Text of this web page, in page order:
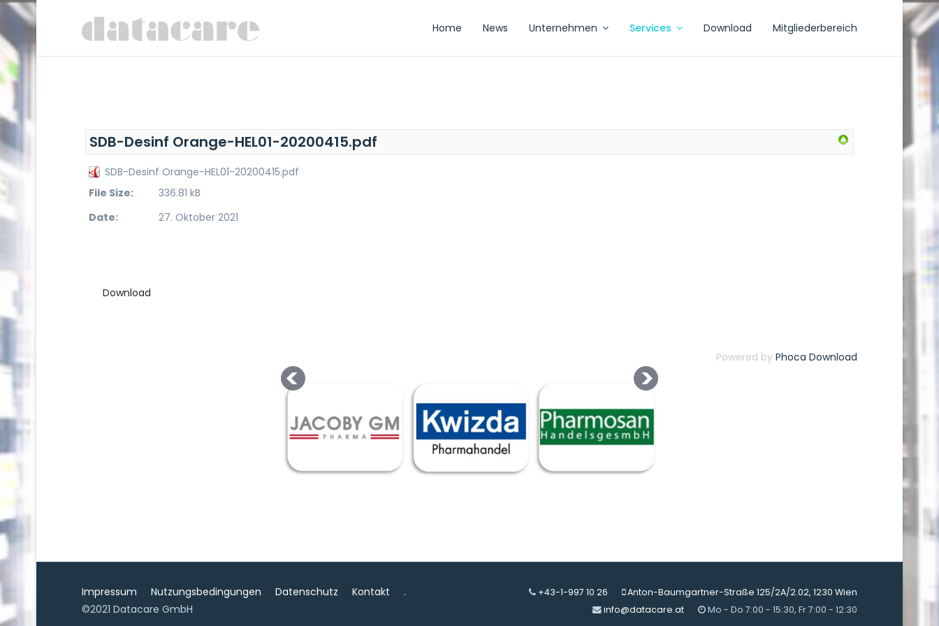
Home News Unternehmen Services Download Mitgliederbereich
SDB-Desinf Orange-HEL01-20200415.pdf
SDB-Desinf Orange-HEL01-20200415.pdf
File Size:
336.81 kB
Date:
27. Oktober 2021
Powered by Phoca Download
Impressum Nutzungsbedingungen Datenschutz Kontakt
.
©2021 Datacare GmbH
+43-1-997 10 26
Anton-Baumgartner-Straße 125/2A/2.02, 1230 Wien
info@datacare.at
Mo - Do 7:00 - 15:30, Fr 7:00 - 12:30